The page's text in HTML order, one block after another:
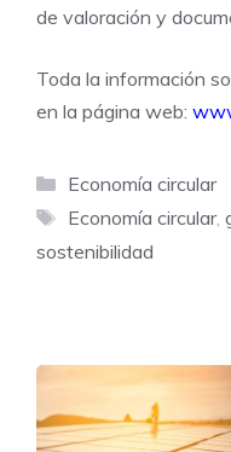
de valoración y
Toda la información
en la página web:
Categorías
Economía circular
Etiquetas
Economía circular,
sostenibilidad